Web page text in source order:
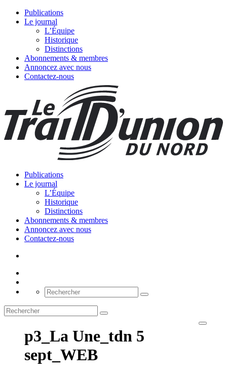
Publications
Le journal
L’Équipe
Historique
Distinctions
Abonnements & membres
Annoncez avec nous
Contactez-nous
Publications
Le journal
L’Équipe
Historique
Distinctions
Abonnements & membres
Annoncez avec nous
Contactez-nous
p3_La Une_tdn 5
sept_WEB